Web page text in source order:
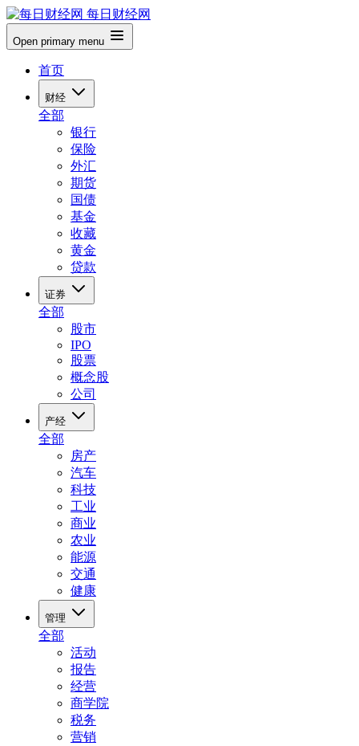
每日财经网
Open primary menu
首页
财经
全部
银行
保险
外汇
期货
国债
基金
收藏
黄金
贷款
证券
全部
股市
IPO
股票
概念股
公司
产经
全部
房产
汽车
科技
工业
商业
农业
能源
交通
健康
管理
全部
活动
报告
经营
商学院
税务
营销